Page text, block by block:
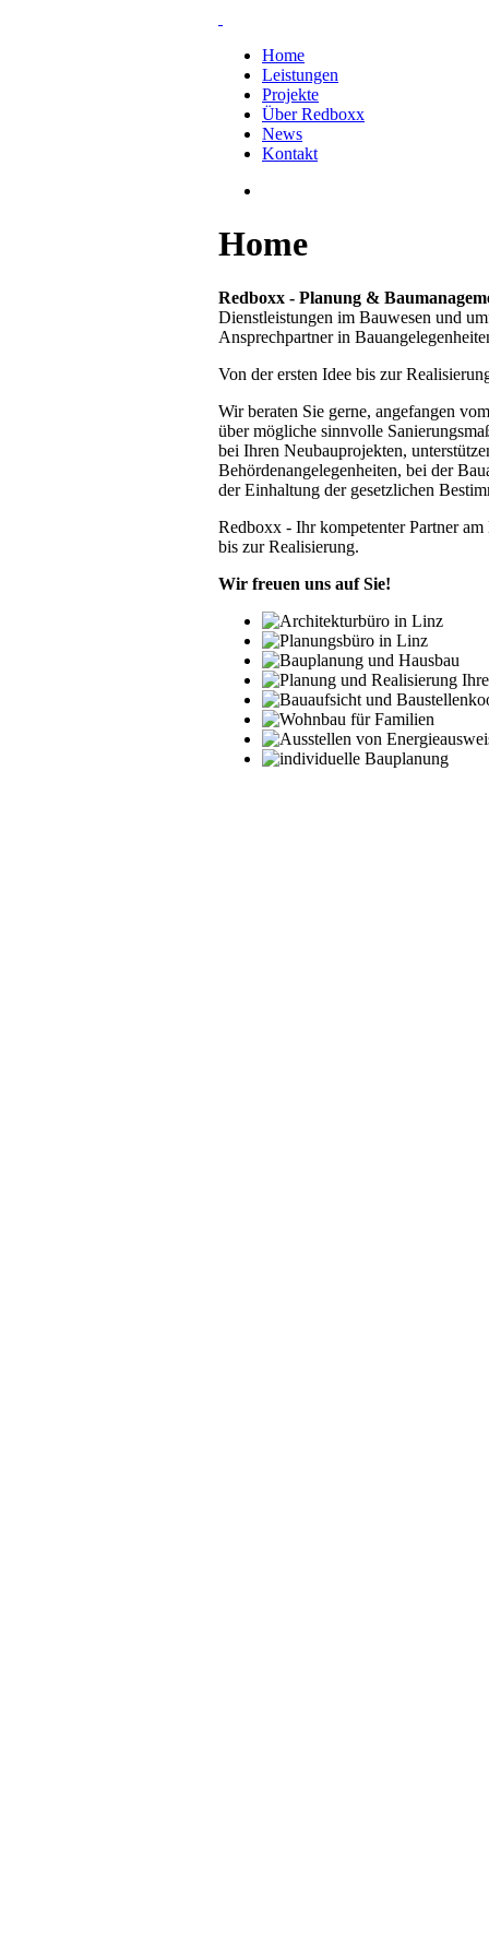
Home
Leistungen
Projekte
Über Redboxx
News
Kontakt
Home
Redboxx - Planung &
Dienstleistungen im Bauwesen und
Ansprechpartner in
Von der ersten Idee bis zur
Wir beraten Sie gerne, angefangen
über mögliche sinnvolle
bei Ihren Neubauprojekten,
Behördenangelegenheiten, bei der
der Einhaltung der gesetzlichen
Redboxx - Ihr kompetenter Partner
bis zur Realisierung.
Wir freuen uns auf Sie!